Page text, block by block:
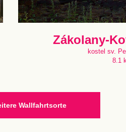
Zákolany-
kostel sv.
8.1
Wallfahrtsorte